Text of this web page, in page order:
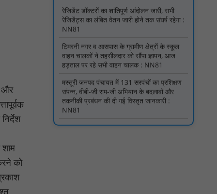
और
शाम
को
हड़ताल पर रहे सभी वाहन चालक : NN81
मस्तूरी जनपद पंचायत में 131 सरपंचों का प्रशिक्षण
तकनीकी प्रबंधन की दी गई विस्तृत जानकारी :
NN81
गुरु रविदास महाराज की 650वीं जयंती पर ‘कलश
वंदन यात्रा’ का भव्य स्वागत : NN81
मस्तूरी क्षेत्र में विश्व स्तनपान दिवस पर जागरूकता
कार्यक्रम आयोजित: NN81
वर्धा में ज़िला परिषद के कर्मचारी चौदह दिनों से